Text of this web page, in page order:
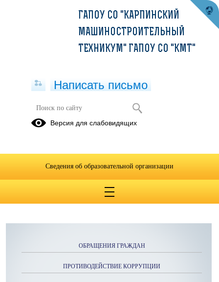
Химия
ОБРАЩЕНИЯ ГРАЖДАН
ПРОТИВОДЕЙСТВИЕ КОРРУПЦИИ
ГАПОУ СО "КАРПИНСКИЙ
МАШИНОСТРОИТЕЛЬНЫЙ
ТЕХНИКУМ" ГАПОУ СО "КМТ"
Написать письмо
Версия для слабовидящих
Сведения об образовательной организации